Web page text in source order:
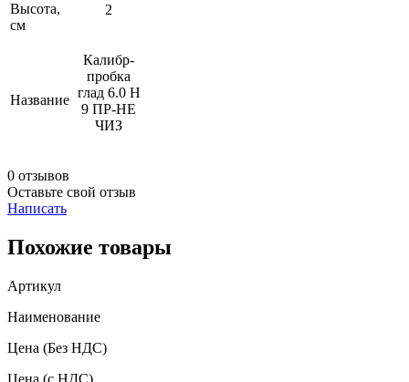
Высота,
см
2
Название
Калибр-
пробка
глад 6.0 Н
9 ПР-НЕ
ЧИЗ
0 отзывов
Оставьте свой отзыв
Написать
Похожие товары
Артикул
Наименование
Цена (Без НДС)